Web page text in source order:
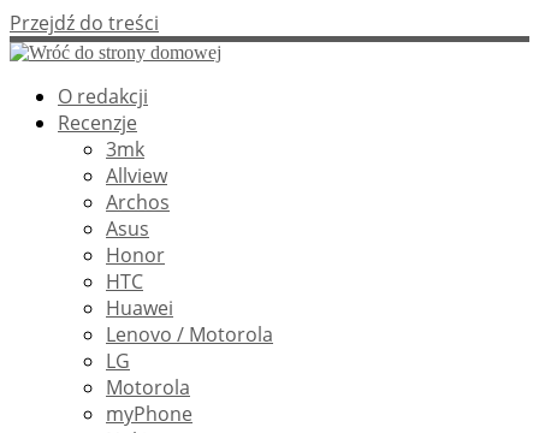
Przejdź do treści
O redakcji
Recenzje
3mk
Allview
Archos
Asus
Honor
HTC
Huawei
Lenovo / Motorola
LG
Motorola
myPhone